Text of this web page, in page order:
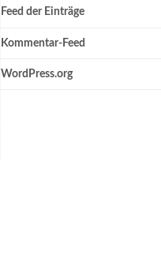
Feed der Einträge
Kommentar-Feed
WordPress.org